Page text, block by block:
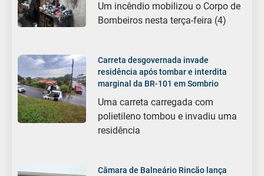
Um incêndio mobilizou o Corpo de
Bombeiros nesta terça-feira (4)
Carreta desgovernada invade
residência após tombar e interdita
marginal da BR-101 em Sombrio
Uma carreta carregada com
polietileno tombou e invadiu uma
residência
Câmara de Balneário Rincão lança